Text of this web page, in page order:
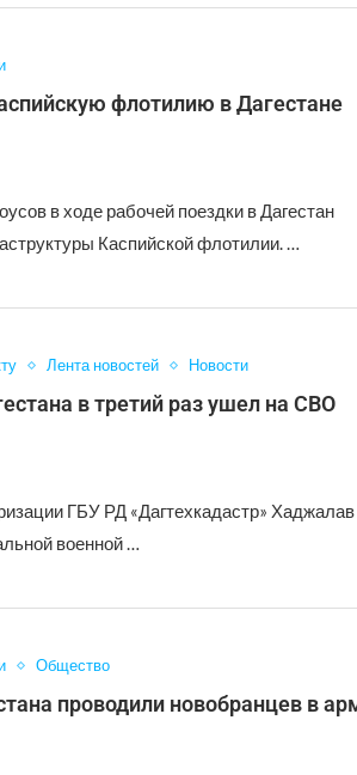
флотилию в Дагестане
в ходе рабочей поездки в Дагестан
Каспийской флотилии. …
Лента новостей Новости
в третий раз ушел на СВО
ГБУ РД «Дагтехкадастр»
военной …
Общество
проводили новобранцев в